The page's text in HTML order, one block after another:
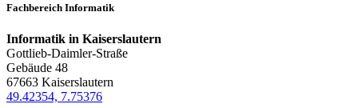
Fachbereich Informatik
Informatik in Kaiserslautern
Gottlieb-Daimler-Straße
Gebäude 48
67663 Kaiserslautern
49.42354, 7.75376